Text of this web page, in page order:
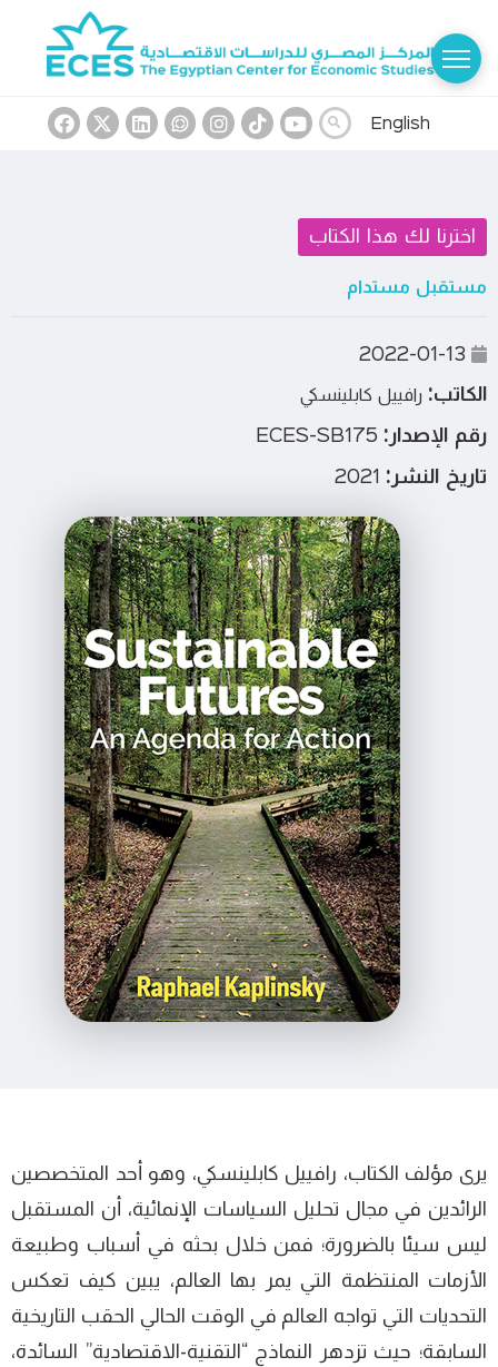
English
اخترنا لك هذا الكتاب
مستقبل مستدام
الكاتب: رافييل كابلينسكي
رقم الإصدار:
تاريخ النشر:
يرى مؤلف الكتاب، رافييل كابلينسكي، وهو أحد المتخصصين
الرائدين في مجال تحليل السياسات الإنمائية، أن المستقبل
ليس سيئا بالضرورة؛ فمن خلال بحثه في أسباب وطبيعة
الأزمات المنتظمة التي يمر بها العالم، يبين كيف تعكس
التحديات التي تواجه العالم في الوقت الحالي الحقب التاريخية
السابقة؛ حيث تزدهر النماذج “التقنية-الاقتصادية” السائدة،